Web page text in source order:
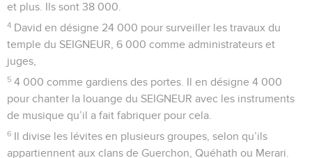
et plus. Ils sont 38 000.
4 David en désigne 24 000 pour surveiller les travaux du
temple du SEIGNEUR, 6 000 comme administrateurs et
juges,
5 4 000 comme gardiens des portes. Il en désigne 4 000
pour chanter la louange du SEIGNEUR avec les instruments
de musique qu’il a fait fabriquer pour cela.
6 Il divise les lévites en plusieurs groupes, selon qu’ils
appartiennent aux clans de Guerchon, Quéhath ou Merari.